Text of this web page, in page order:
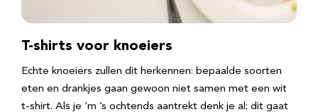
T-shirts voor knoeiers
Echte knoeiers zullen dit herkennen: bepaalde soorten
eten en drankjes gaan gewoon niet samen met een wit
t-shirt. Als je ‘m ’s ochtends aantrekt denk je al: dit gaat